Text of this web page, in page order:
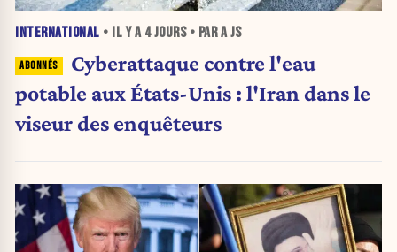
INTERNATIONAL • IL Y A 4 JOURS• PAR A JS
Cyberattaque contre l'eau
potable aux États-Unis : l'Iran dans le
viseur des enquêteurs